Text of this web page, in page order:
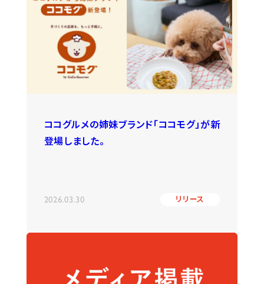
ココグルメの姉妹ブランド「ココモグ」が新
登場しました。
2026.03.30 リリース